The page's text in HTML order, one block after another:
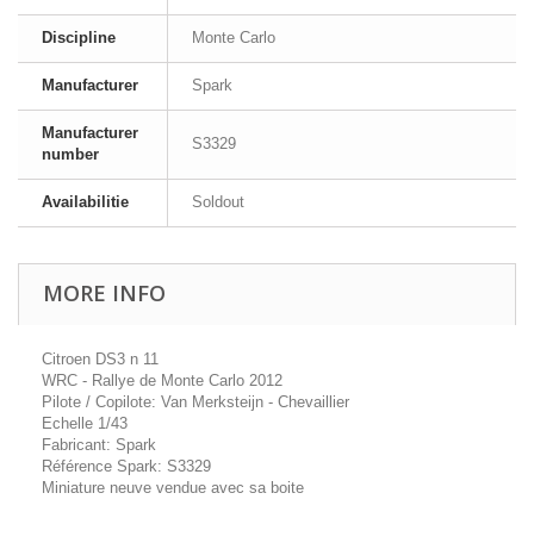
Discipline Monte Carlo
Manufacturer Spark
Manufacturer
number
S3329
Availabilitie Soldout
MORE INFO
Citroen DS3 n 11
WRC - Rallye de Monte Carlo 2012
Pilote / Copilote: Van Merksteijn - Chevaillier
Echelle 1/43
Fabricant: Spark
Référence Spark: S3329
Miniature neuve vendue avec sa boite